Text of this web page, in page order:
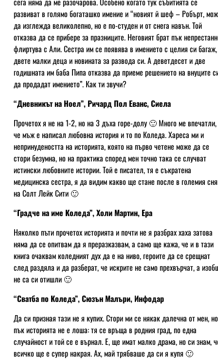
развиват в голямо богаташко имение и “новият й шеф – Робърт,
да изглежда великолепно, но е по-студен и от снега навън. Той
отказва да се прибере за празниците. Неговият брат пък
флиртува с Али. Сестра им се появява в имението с целия си багаж,
двете малки деца и новината за развода си. А деветдесет и две
годишната им баба Пипа отказва да приеме решението на внуците
да продадат имението”. Как ти звучи?
“Дневникът на Ноел”, Ричард Пол Еванс, Сиела
Прочетох я не на 1-2, но на 3 дъха горе-долу 🙂 Много ме впечатли,
че мъж е написал любовна история и то по Коледа. Хареса ми и
непринудеността на историята, която на първо четене може да се
стори безумна, но на практика според мен точно така се случват
истински любовните истории. Той е писател, тя е съкратена
медицинска сестра, я да видим какво ще стане после в големия
на Солт Лейк Сити 🙂
“Градче на име Коледа”, Холи Мартин, Ера
Няколко пъти прочетох историята и почти не я разбрах хаха затова
няма да се опитвам да я преразказвам, а само ще кажа, че и в тази
книга очаквам коледният дух да е на ниво, героите да се срещнат
след раздяла и да разберат, че искрите не само прехвърчат, а
не са си отишли 🙂
“Сватба по Коледа”, Сюзън Малъри, Инфодар
Да си призная тази не я купих. Стори ми се някак далечна от мен, но
пък историята не е лоша: тя се връща в родния град, по една
случайност и той се е върнал. Е, ще имат малко драма, но си знам,
всичко ще е супер накрая. Ах, май трябваше да си я купя 🙂